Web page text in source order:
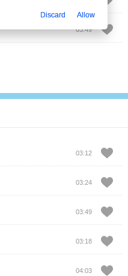
03:49
03:12
03:24
03:49
03:18
04:03
Discard Allow